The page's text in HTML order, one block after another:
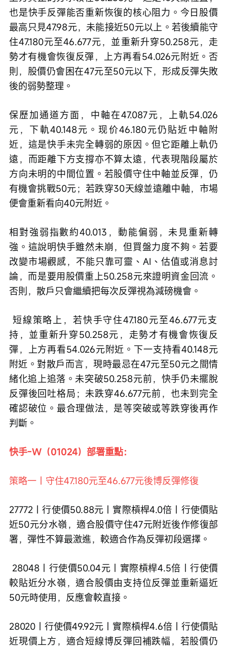
也是快手反彈能否重新恢復的核心阻力。今日股價
最高只見47.98元，未能接近50元以上。若後續能守
住47.180元至46.677元，並重新升穿50.258元，走
勢才有機會恢復反彈，上方再看54.026元附近。否
則，股價仍會困在47元至50元以下，形成反彈失敗
後的弱勢整理。
保歷加通道方面，中軸在47.087元，上軌54.026
元，下軌40.148元。现价46.180元仍貼近中軸附
近，這是快手未完全轉弱的原因。但它距離上軌仍
遠，而距離下方支撐亦不算太遠，代表現階段屬於
方向未明的中間位置。若股價守住中軸並反彈，仍
有機會挑戰50元；若跌穿30天線並遠離中軸，市場
便會重新看向40元附近。
相對強弱指數約40.013，動能偏弱，未見重新轉
強。這說明快手雖然未崩，但買盤力度不夠。若要
改變市場觀感，不能只靠可靈、AI、估值或消息討
論，而是要用股價重上50.258元來證明資金回流。
否則，散戶只會繼續把每次反彈視為減磅機會。
持，並重新升穿50.258元，走勢才有機會恢復反
彈，上方再看54.026元附近。下一支持看40.148元
附近。對散戶而言，現時最忌在47元至50元之間情
緒化追上追落。未突破50.258元前，快手仍未擺脫
反彈後回吐格局；未跌穿46.677元前，也未到完全
確認破位。最合理做法，是等突破或等跌穿後再作
判斷。
快手-W（01024）部署重點：
策略一｜守住47.180元至46.677元後博反彈修復
27772｜行使價50.88元｜實際槓桿4.0倍｜行使價貼
近50元分水嶺，適合股價守住47元附近後作修復部
署，彈性不算最激進，較適合作為反彈初段選擇。
較貼近分水嶺，適合股價由支持位反彈並重新逼近
50元時使用，反應會較直接。
28020｜行使價49.92元｜實際槓桿4.6倍｜行使價貼
近現價上方，適合短線博反彈回補跌幅，若股價仍